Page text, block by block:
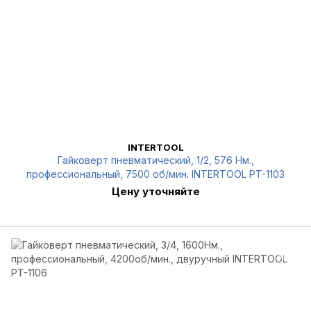
INTERTOOL
Гайковерт пневматический, 1/2, 576 Нм.,
профессиональный, 7500 об/мин. INTERTOOL PT-1103
Цену уточняйте